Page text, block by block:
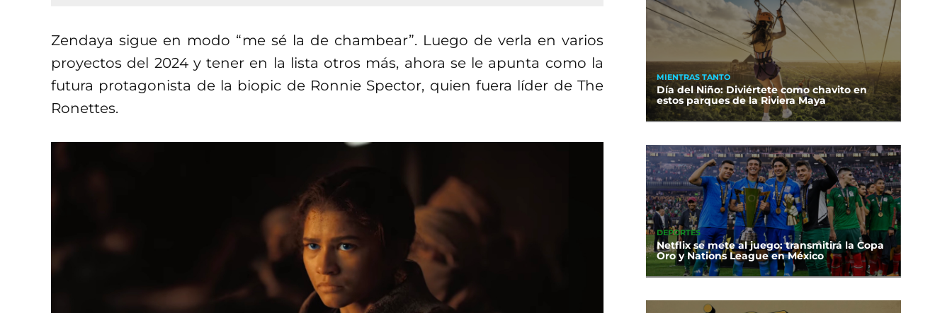
Zendaya sigue en modo “me sé la de chambear”. Luego de verla en varios
proyectos del 2024 y tener en la lista otros más, ahora se le apunta como la
futura protagonista de la biopic de Ronnie Spector, quien fuera líder de The
Ronettes.
MIENTRAS TANTO
Día del Niño: Diviértete como chavito en
estos parques de la Riviera Maya
DEPORTES
Netflix se mete al juego: transmitirá la Copa
Oro y Nations League en México